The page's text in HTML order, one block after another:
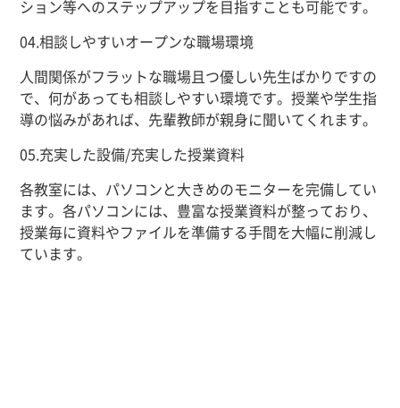
ション等へのステップアップを目指すことも可能です。
04.相談しやすいオープンな職場環境
人間関係がフラットな職場且つ優しい先生ばかりですの
で、何があっても相談しやすい環境です。授業や学生指
導の悩みがあれば、先輩教師が親身に聞いてくれます。
05.充実した設備/充実した授業資料
各教室には、パソコンと大きめのモニターを完備してい
ます。各パソコンには、豊富な授業資料が整っており、
授業毎に資料やファイルを準備する手間を大幅に削減し
ています。